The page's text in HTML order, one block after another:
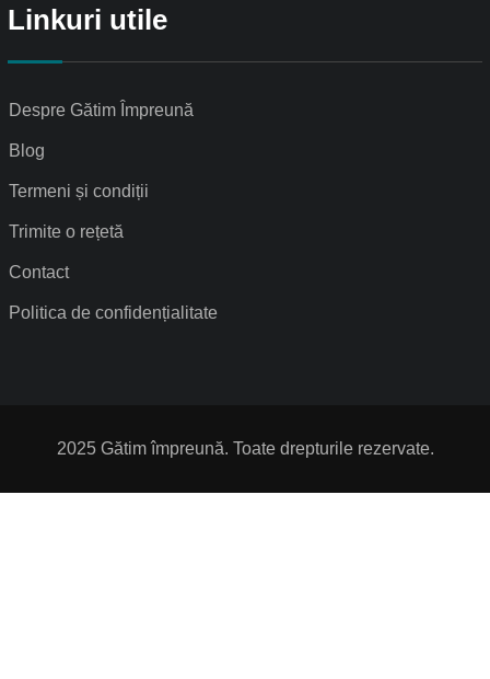
Linkuri utile
Despre Gătim Împreună
Blog
Termeni și condiții
Trimite o rețetă
Contact
Politica de confidențialitate
2025 Gătim împreună. Toate drepturile rezervate.